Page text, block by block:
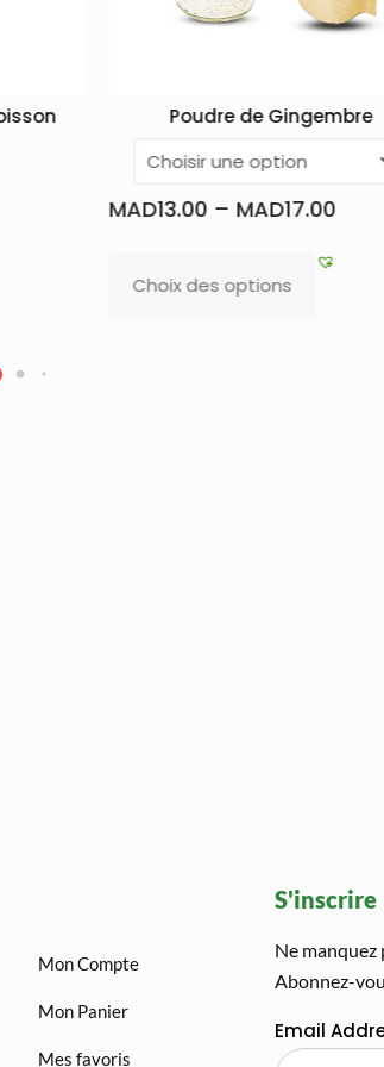
de Gingembre
MAD19.00
Mon Compte
Mon Panier
Mes favoris
S'inscrire
Ne manquez
Abonnez-
Email